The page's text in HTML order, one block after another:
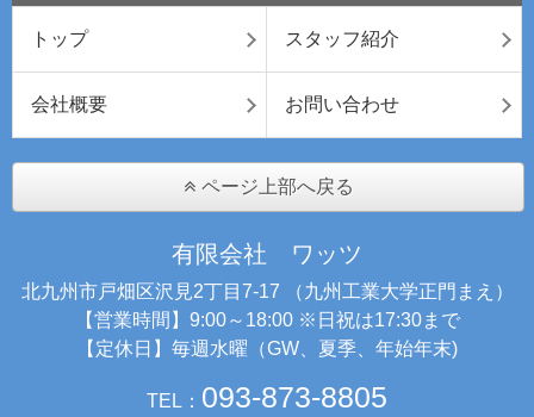
トップ スタッフ紹介
会社概要 お問い合わせ
ページ上部へ戻る
有限会社 ワッツ
北九州市戸畑区沢見2丁目7-17 （九州工業大学正門まえ）
【営業時間】9:00～18:00 ※日祝は17:30まで
【定休日】毎週水曜（GW、夏季、年始年末)
TEL： 093-873-8805